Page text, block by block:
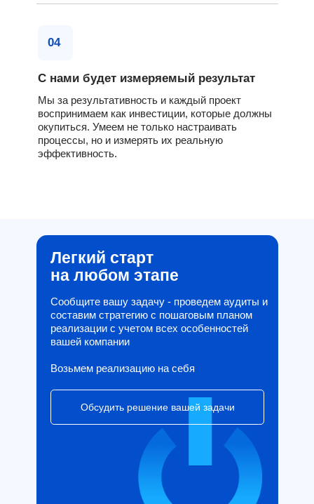
С нами будет измеряемый результат
04
Мы за результативность и каждый проект
воспринимаем как инвестиции, которые должны
окупиться. Умеем не только настраивать
процессы, но и измерять их реальную
эффективность.
Легкий старт
на любом этапе
Сообщите вашу задачу - проведем аудиты и
составим стратегию с пошаговым планом
реализации с учетом всех особенностей
вашей компании
Возьмем реализацию на себя
Обсудить решение вашей задачи